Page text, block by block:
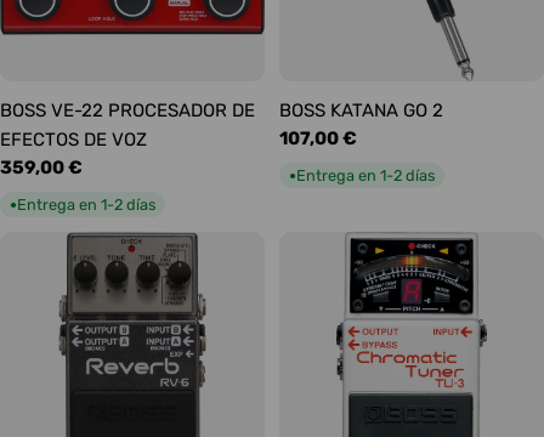
BOSS VE-22 PROCESADOR DE
EFECTOS DE VOZ
Precio
359,00 €
●Entrega en 1-2 días
BOSS KATANA GO 2
Precio
107,00 €
●Entrega en 1-2 días